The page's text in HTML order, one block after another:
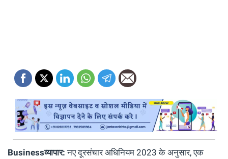
Businessव्यापार:नए दूरसंचार अधिनियम 2023 के अनुसार, एक